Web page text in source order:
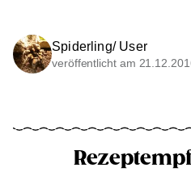
Spiderling/ User
veröffentlicht am